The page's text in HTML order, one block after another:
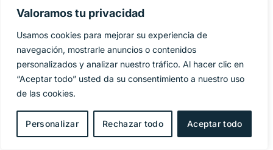
Valoramos tu privacidad
Usamos cookies para mejorar su experiencia de
navegación, mostrarle anuncios o contenidos
personalizados y analizar nuestro tráfico. Al hacer clic en
“Aceptar todo” usted da su consentimiento a nuestro uso
de las cookies.
Personalizar Rechazar todo Aceptar todo
YACHT
Año 2009
27 m
Manga 6,4 m
Combustible Diesel